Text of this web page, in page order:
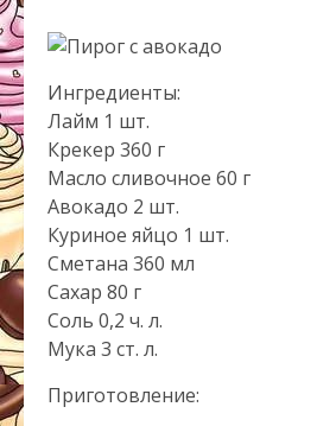
Ингредиенты:
Лайм 1 шт.
Крекер 360 г
Масло сливочное 60 г
Авокадо 2 шт.
Куриное яйцо 1 шт.
Сметана 360 мл
Сахар 80 г
Соль 0,2 ч. л.
Мука 3 ст. л.
Приготовление: